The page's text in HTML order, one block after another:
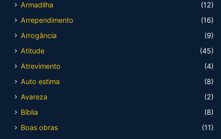
Armadilha
(12)
Arrependimento
(16)
Arrogância
(9)
Atitude
(45)
Atrevimento
(4)
Auto estima
(8)
Avareza
(2)
Bíblia
(8)
Boas obras
(11)